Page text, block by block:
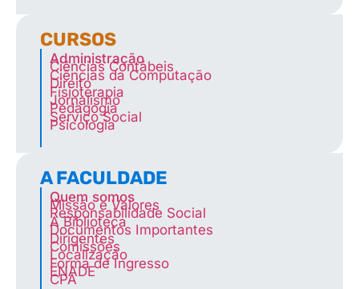
CURSOS
Administração
Ciências Contábeis
Ciências da Computação
Direito
Fisioterapia
Jornalismo
Pedagogia
Serviço Social
Psicologia
A FACULDADE
Quem somos
Missão e Valores
Responsabilidade Social
A Biblioteca
Documentos Importantes
Dirigentes
Comissões
Localização
Forma de Ingresso
ENADE
CPA